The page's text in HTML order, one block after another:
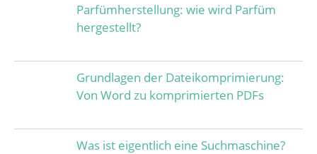
Parfümherstellung: wie wird Parfüm
hergestellt?
Grundlagen der Dateikomprimierung:
Von Word zu komprimierten PDFs
Was ist eigentlich eine Suchmaschine?